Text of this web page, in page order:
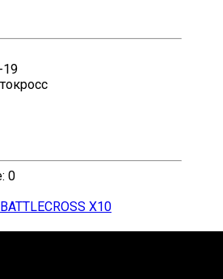
19
0
X10